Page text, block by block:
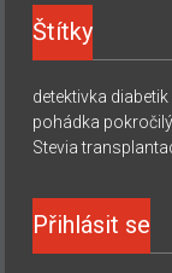
Štítky
detektivka
pohádka
Stevia
Přihlásit se